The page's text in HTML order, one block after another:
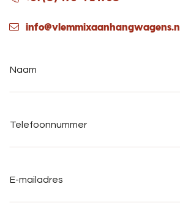
info@vlemmixaanhangwagens.nl